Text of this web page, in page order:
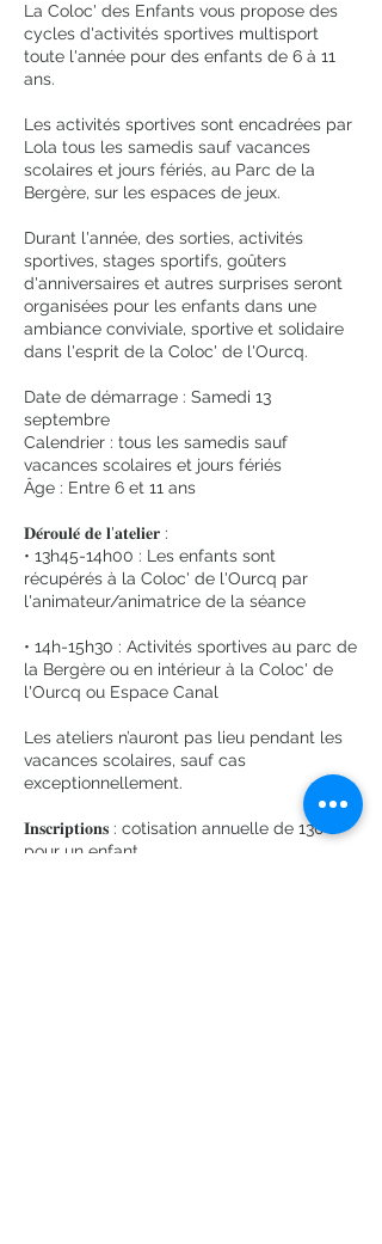
La Coloc' des Enfants vous propose des
cycles d'activités sportives multisport
toute l'année pour des enfants de 6 à 11
ans.
Les activités sportives sont encadrées par
Lola tous les samedis sauf vacances
scolaires et jours fériés, au Parc de la
Bergère, sur les espaces de jeux.
Durant l'année, des sorties, activités
sportives, stages sportifs, goûters
d'anniversaires et autres surprises seront
organisées pour les enfants dans une
ambiance conviviale, sportive et solidaire
dans l'esprit de la Coloc' de l'Ourcq.
Date de démarrage : Samedi 13
septembre
Calendrier : tous les samedis sauf
vacances scolaires et jours fériés
Âge : Entre 6 et 11 ans
𝐃𝐞́𝐫𝐨𝐮𝐥𝐞́ 𝐝𝐞 𝐥'𝐚𝐭𝐞𝐥𝐢𝐞𝐫 :
•⁠ ⁠13h45-14h00 : Les enfants sont
récupérés à la Coloc' de l'Ourcq par
l'animateur/animatrice de la séance
•⁠ ⁠14h-15h30 : Activités sportives au parc de
la Bergère ou en intérieur à la Coloc' de
l'Ourcq ou Espace Canal
Les ateliers n’auront pas lieu pendant les
vacances scolaires, sauf cas
exceptionnellement.
𝐈𝐧𝐬𝐜𝐫𝐢𝐩𝐭𝐢𝐨𝐧𝐬 : cotisation annuelle de 130€
pour un enfant.